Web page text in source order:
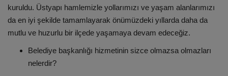
kuruldu. Üstyapı hamlemizle yollarımızı ve yaşam alanlarımızı
da en iyi şekilde tamamlayarak önümüzdeki yıllarda daha da
mutlu ve huzurlu bir ilçede yaşamaya devam edeceğiz.
Belediye başkanlığı hizmetinin sizce olmazsa olmazları
nelerdir?